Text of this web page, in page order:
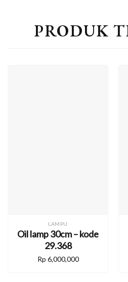
PRODUK
LAMPU
Oil lamp 30cm – kode
29.368
Rp 6,000,000